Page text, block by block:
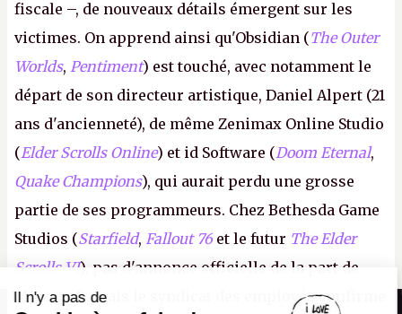
fiscale –, de nouveaux détails émergent sur les
victimes. On apprend ainsi qu'Obsidian (The Outer
Worlds, Pentiment) est touché, avec notamment le
départ de son directeur artistique, Daniel Alpert (21
ans d'ancienneté), de même Zenimax Online Studio
(Elder Scrolls Online) et id Software (Doom Eternal,
Quake Champions), qui aurait perdu une grosse
partie de ses programmeurs. Chez Bethesda Game
Studios (Starfield, Fallout 76 et le futur The Elder
Scrolls VI), pas d'annonce officielle de la part de
Microsoft, mais le syndicat des employés confirme
Il n'y a pas de